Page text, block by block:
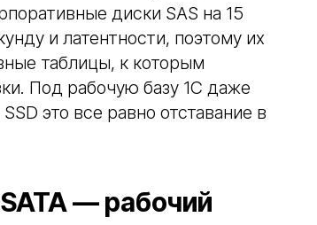
диски SAS на 15
и латентности, поэтому их
таблицы, к которым
Под рабочую базу 1С даже
это все равно отставание в
— рабочий